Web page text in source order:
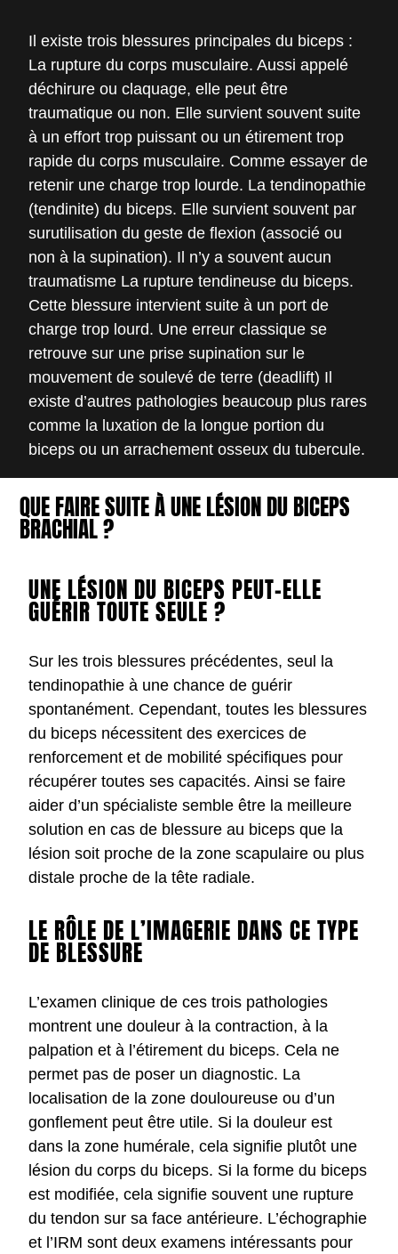
Il existe trois blessures principales du biceps :
La rupture du corps musculaire. Aussi appelé
déchirure ou claquage, elle peut être
traumatique ou non. Elle survient souvent suite
à un effort trop puissant ou un étirement trop
rapide du corps musculaire. Comme essayer de
retenir une charge trop lourde. La tendinopathie
(tendinite) du biceps. Elle survient souvent par
surutilisation du geste de flexion (associé ou
non à la supination). Il n’y a souvent aucun
traumatisme La rupture tendineuse du biceps.
Cette blessure intervient suite à un port de
charge trop lourd. Une erreur classique se
retrouve sur une prise supination sur le
mouvement de soulevé de terre (deadlift) Il
existe d’autres pathologies beaucoup plus rares
comme la luxation de la longue portion du
biceps ou un arrachement osseux du tubercule.
QUE FAIRE SUITE À UNE LÉSION DU BICEPS
BRACHIAL ?
UNE LÉSION DU BICEPS PEUT-ELLE
GUÉRIR TOUTE SEULE ?
Sur les trois blessures précédentes, seul la
tendinopathie à une chance de guérir
spontanément. Cependant, toutes les blessures
du biceps nécessitent des exercices de
renforcement et de mobilité spécifiques pour
récupérer toutes ses capacités. Ainsi se faire
aider d’un spécialiste semble être la meilleure
solution en cas de blessure au biceps que la
lésion soit proche de la zone scapulaire ou plus
distale proche de la tête radiale.
LE RÔLE DE L’IMAGERIE DANS CE TYPE
DE BLESSURE
L’examen clinique de ces trois pathologies
montrent une douleur à la contraction, à la
palpation et à l’étirement du biceps. Cela ne
permet pas de poser un diagnostic. La
localisation de la zone douloureuse ou d’un
gonflement peut être utile. Si la douleur est
dans la zone humérale, cela signifie plutôt une
lésion du corps du biceps. Si la forme du biceps
est modifiée, cela signifie souvent une rupture
du tendon sur sa face antérieure. L’échographie
et l’IRM sont deux examens intéressants pour